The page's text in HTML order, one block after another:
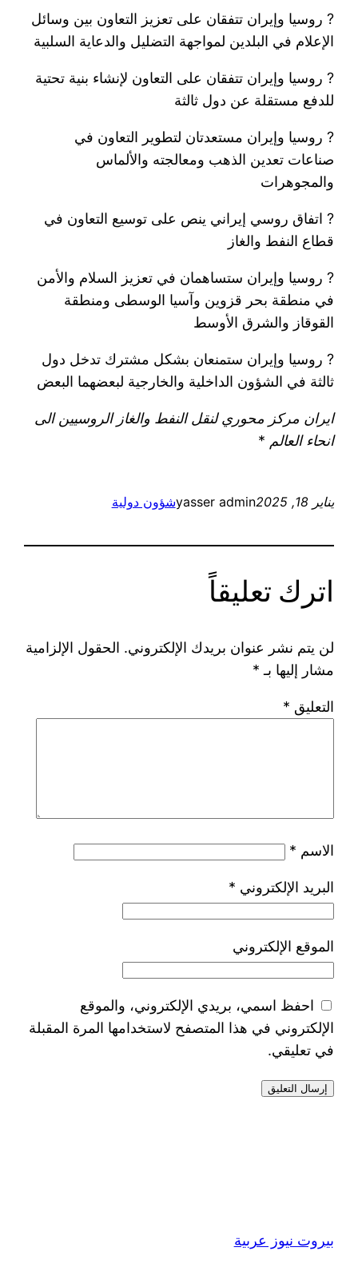
? روسيا وإيران تتفقان على تعزيز التعاون بين وسائل
الإعلام في البلدين لمواجهة التضليل والدعاية السلبية
? روسيا وإيران تتفقان على التعاون لإنشاء بنية تحتية
للدفع مستقلة عن دول ثالثة
? روسيا وإيران مستعدتان لتطوير التعاون في
صناعات تعدين الذهب ومعالجته والألماس
والمجوهرات
? اتفاق روسي إيراني ينص على توسيع التعاون في
قطاع النفط والغاز
? روسيا وإيران ستساهمان في تعزيز السلام والأمن
في منطقة بحر قزوين وآسيا الوسطى ومنطقة
القوقاز والشرق الأوسط
? روسيا وإيران ستمنعان بشكل مشترك تدخل دول
ثالثة في الشؤون الداخلية والخارجية لبعضهما البعض
ايران مركز محوري لنقل النفط والغاز الروسيين الى
انحاء العالم *
يناير 18, 2025 yasser adminشؤون دولية
اترك تعليقاً
لن يتم نشر عنوان بريدك الإلكتروني. الحقول الإلزامية
مشار إليها بـ *
التعليق *
الاسم *
البريد الإلكتروني *
الموقع الإلكتروني
احفظ اسمي، بريدي الإلكتروني، والموقع
الإلكتروني في هذا المتصفح لاستخدامها المرة المقبلة
في تعليقي.
بيروت نيوز عربية